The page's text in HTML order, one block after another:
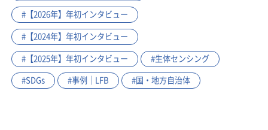
#【2026年】年初インタビュー
#【2024年】年初インタビュー
#【2025年】年初インタビュー #生体センシング
#SDGs #事例｜LFB #国・地方自治体